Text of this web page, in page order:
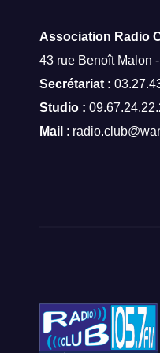
Association Radio
43 rue Benoît Malon
Secrétariat :
Studio :
Mail :